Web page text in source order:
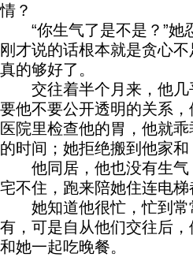
情？
“你生气了是不是？”她
刚才说的话根本就是贪心
真的够好了。
交往着半个月来，他几
要他不要公开透明的关系
医院里检查他的胃，他就
的时间；她拒绝搬到他家和
他同居，他也没有生气
宅不住，跑来陪她住连电梯
她知道他很忙，忙到常
有，可是自从他们交往后，
和她一起吃晚餐。